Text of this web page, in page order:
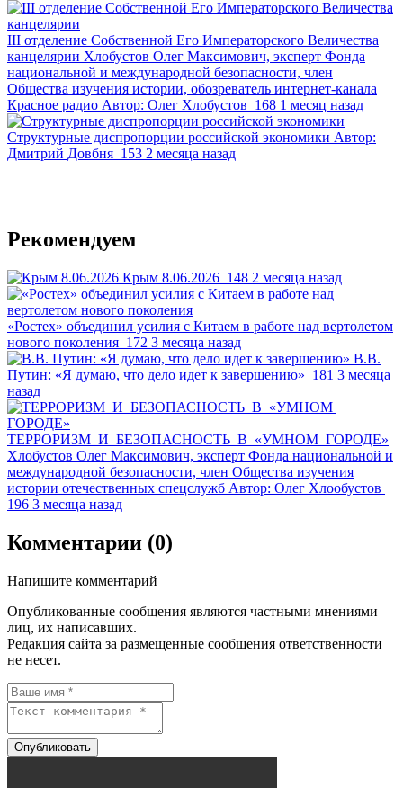
III отделение Собственной Его Императорского Величества
канцелярии Хлобустов Олег Максимович, эксперт Фонда
национальной и международной безопасности, член
Общества изучения истории, обозреватель интернет-канала
Красное радио Автор: Олег Хлобустов 168 1 месяц назад
Структурные диспропорции российской экономики Автор:
Дмитрий Довбня 153 2 месяца назад
Рекомендуем
Крым 8.06.2026 148 2 месяца назад
«Ростех» объединил усилия с Китаем в работе над вертолетом
нового поколения 172 3 месяца назад
В.В.
Путин: «Я думаю, что дело идет к завершению» 181 3 месяца
назад
ТЕРРОРИЗМ И БЕЗОПАСНОСТЬ В «УМНОМ ГОРОДЕ»
Хлобустов Олег Максимович, эксперт Фонда национальной и
международной безопасности, член Общества изучения
истории отечественных спецслужб Автор: Олег Хлообустов
196 3 месяца назад
Комментарии (0)
Напишите комментарий
Опубликованные сообщения являются частными мнениями
лиц, их написавших.
Редакция сайта за размещенные сообщения ответственности
не несет.
Опубликовать